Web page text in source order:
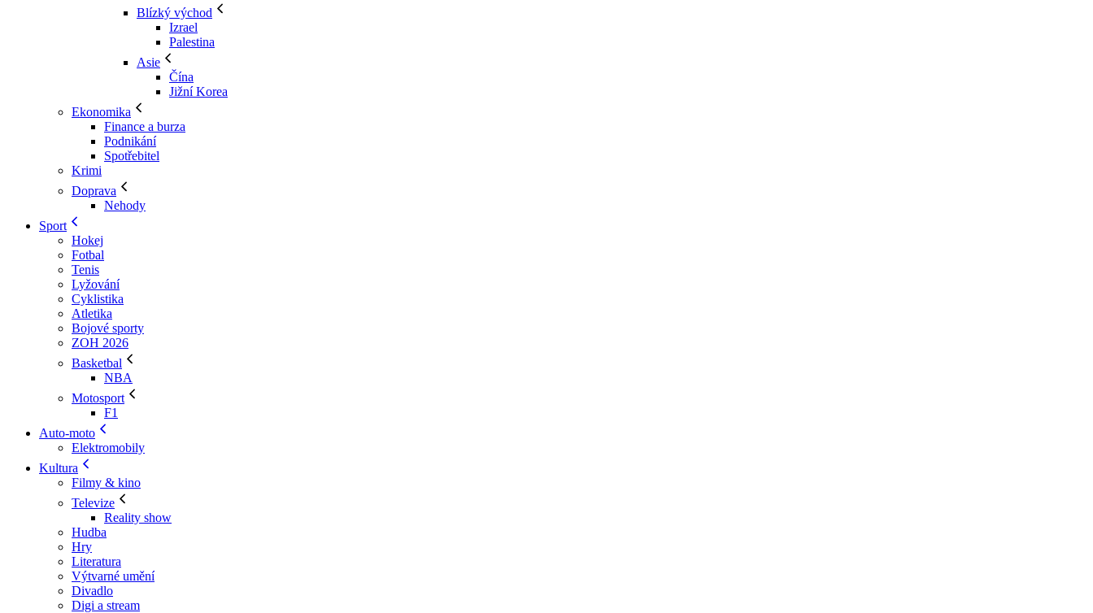
Blízký východ
Izrael
Palestina
Asie
Čína
Jižní Korea
Ekonomika
Finance a burza
Podnikání
Spotřebitel
Krimi
Doprava
Nehody
Sport
Hokej
Fotbal
Tenis
Lyžování
Cyklistika
Atletika
Bojové sporty
ZOH 2026
Basketbal
NBA
Motosport
F1
Auto-moto
Elektromobily
Kultura
Filmy & kino
Televize
Reality show
Hudba
Hry
Literatura
Výtvarné umění
Divadlo
Digi a stream